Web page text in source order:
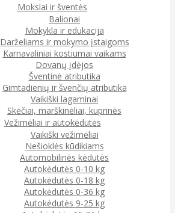
Mokslai ir šventės
Balionai
Mokykla ir edukacija
Darželiams ir mokymo įstaigoms
Karnavaliniai kostiumai vaikams
Dovanų įdėjos
Šventinė atributika
Gimtadienių ir švenčių atributika
Vaikiški lagaminai
Skėčiai, marškinėliai, kuprinės
Vežimėliai ir autokėdutės
Vaikiški vežimėliai
Nešioklės kūdikiams
Automobilinės kėdutės
Autokėdutės 0-10 kg
Autokėdutės 0-18 kg
Autokėdutės 0-36 kg
Autokėdutės 9-25 kg